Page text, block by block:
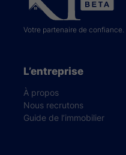
Votre partenaire de confiance.
L’entreprise
À propos
Nous recrutons
Guide de l’immobilier